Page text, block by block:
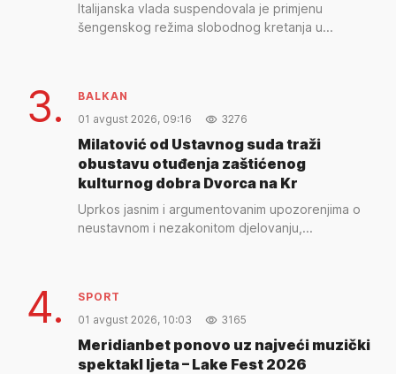
Italijanska vlada suspendovala je primjenu
šengenskog režima slobodnog kretanja u...
3.
BALKAN
01 avgust 2026, 09:16
3276
Milatović od Ustavnog suda traži
obustavu otuđenja zaštićenog
kulturnog dobra Dvorca na Kr
Uprkos jasnim i argumentovanim upozorenjima o
neustavnom i nezakonitom djelovanju,...
4.
SPORT
01 avgust 2026, 10:03
3165
Meridianbet ponovo uz najveći muzički
spektakl ljeta – Lake Fest 2026